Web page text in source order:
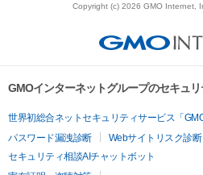
Copyright (c) 2026 GMO Internet,
GMOインターネットグループのセキュ
世界初総合ネットセキュリティサービス「
パスワード漏洩診断
Webサイトリスク診断
セキュリティ相談AIチャットボット